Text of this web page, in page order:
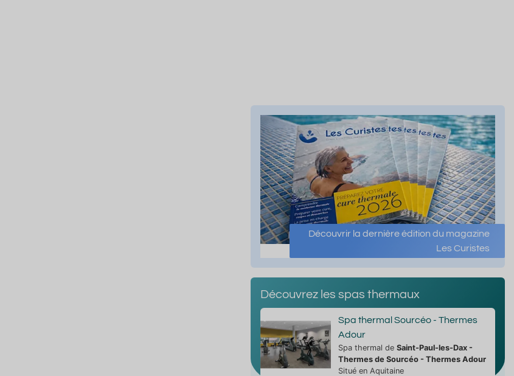
Découvrir la dernière édition du magazine
Les Curistes
Découvrez les spas thermaux
Spa thermal Sourcéo - Thermes
Adour
Spa thermal de Saint-Paul-les-Dax -
Thermes de Sourcéo - Thermes Adour
Situé en Aquitaine